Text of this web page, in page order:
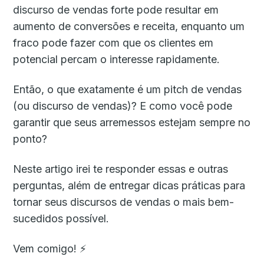
discurso de vendas forte pode resultar em
aumento de conversões e receita, enquanto um
fraco pode fazer com que os clientes em
potencial percam o interesse rapidamente.
Então, o que exatamente é um pitch de vendas
(ou discurso de vendas)? E como você pode
garantir que seus arremessos estejam sempre no
ponto?
Neste artigo irei te responder essas e outras
perguntas, além de entregar dicas práticas para
tornar seus discursos de vendas o mais bem-
sucedidos possível.
Vem comigo! ⚡